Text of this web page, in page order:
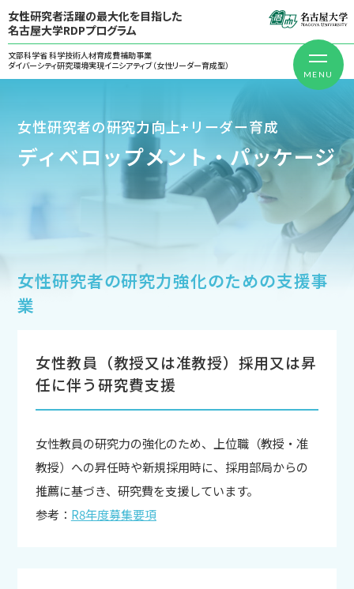
女性研究者活躍の最大化を目指した
名古屋大学RDPプログラム
文部科学省 科学技術人材育成費補助事業
ダイバーシティ研究環境実現イニシアティブ（女性リーダー育成型）
女性研究者の研究力向上+リーダー育成
ディベロップメント・パッケージ
女性研究者の研究力強化のための支援事
業
女性教員（教授又は准教授）採用又は昇
任に伴う研究費支援
女性教員の研究力の強化のため、上位職（教授・准
教授）への昇任時や新規採用時に、採用部局からの
推薦に基づき、研究費を支援しています。
参考： R8年度募集要項